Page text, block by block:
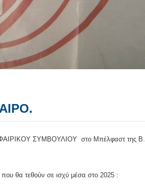
ΣΥΜΒΟΥΛΙΟΥ στο Μπέλφαστ της Β.
θα τεθούν σε ισχύ μέσα στο 2025 :